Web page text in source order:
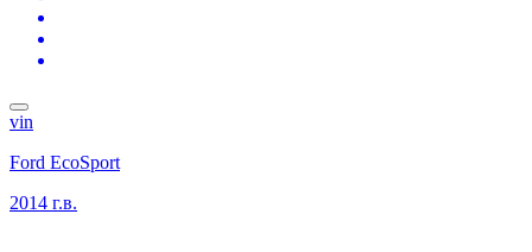
vin
Ford EcoSport
2014 г.в.